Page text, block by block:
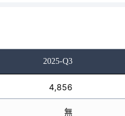
2025-Q3
4,856
無